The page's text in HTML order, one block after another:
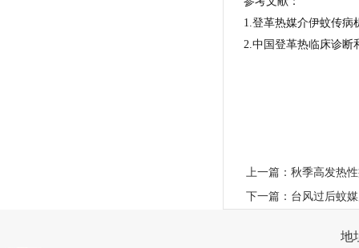
1.登革热媒介伊蚊传
2.中国登革热临床诊断
上一篇： 秋季高发热
下一篇： 台风过后蚊
地